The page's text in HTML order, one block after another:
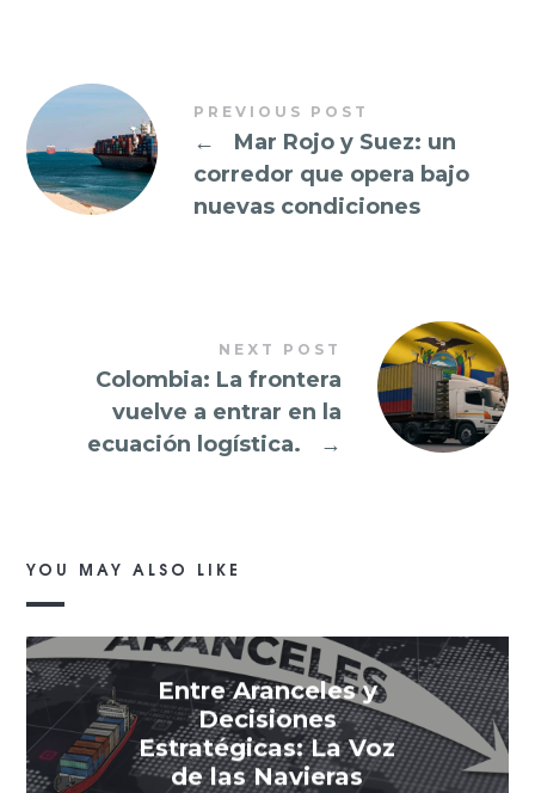
PREVIOUS POST
←
Mar Rojo y Suez: un
corredor que opera bajo
nuevas condiciones
NEXT POST
Colombia: La frontera
vuelve a entrar en la
ecuación logística.
→
YOU MAY ALSO LIKE
Entre Aranceles y
Decisiones
Estratégicas: La Voz
de las Navieras